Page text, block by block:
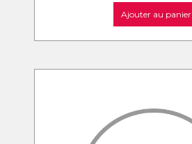
Ajouter au panier